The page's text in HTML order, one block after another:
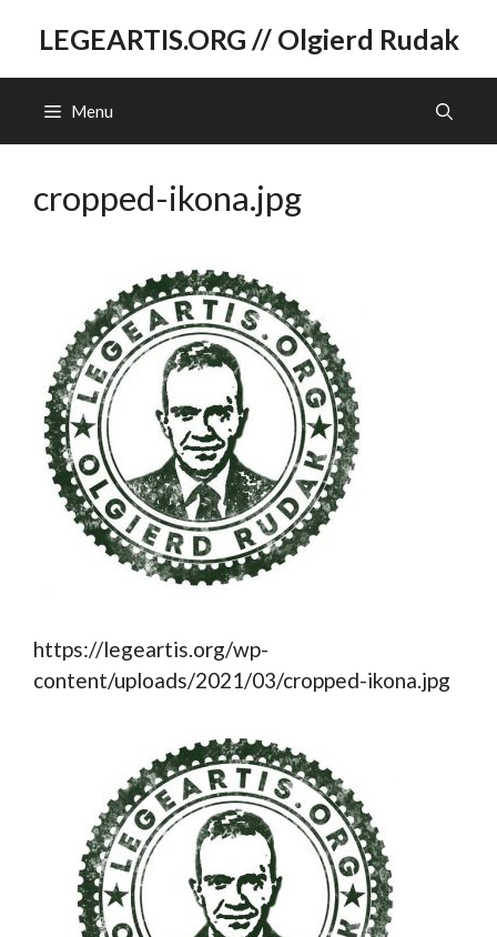
treści
LEGEARTIS.ORG // Olgierd Rudak
Menu
cropped-ikona.jpg
https://legeartis.org/wp-
content/uploads/2021/03/cropped-ikona.jpg